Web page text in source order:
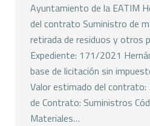
Ayuntamiento de la EATIM
del contrato Suministro de
retirada de residuos y otros
Expediente: 171/2021
base de licitación sin
Valor estimado del
de Contrato: Suministros
Materiales…